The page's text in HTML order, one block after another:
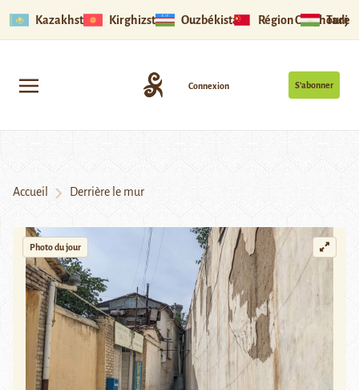
Kazakhstan Kirghizstan Ouzbékistan Région Ouïghoure
S’abonner
Connexion
Accueil Derrière le mur
Photo du jour